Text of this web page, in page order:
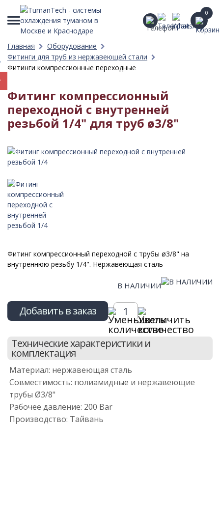
0
Главная
Оборудование
Фитинги для труб из нержавеющей стали
Фитинги компрессионные переходные
Фитинг компрессионный
переходной c внутренней
резьбой 1/4" для труб ø3/8"
Фитинг компрессионный переходной с трубы ø3/8" на
внутреннюю резьбу 1/4". Нержавеющая сталь
В НАЛИЧИИ
Добавить в заказ
Технические характеристики и
комплектация
Материал: нержавеющая сталь
Совместимость: полиамидные и нержавеющие
трубы Ø3/8"
Рабочее давление: 200 Bar
Производство: Тайвань